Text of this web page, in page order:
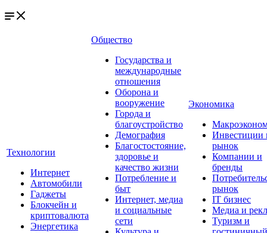
Технологии
Интернет
Автомобили
Гаджеты
Блокчейн и
криптовалюта
Энергетика
Общество
Государства и
международные
отношения
Оборона и
вооружение
Города и
благоустройство
Демография
Благостостояние,
здоровье и
качество жизни
Потребление и
быт
Интернет, медиа
и социальные
сети
Экономика
Инвестиции
рынок
Компании и
бренды
рынок
IT бизнес
Медиа и
Туризм и